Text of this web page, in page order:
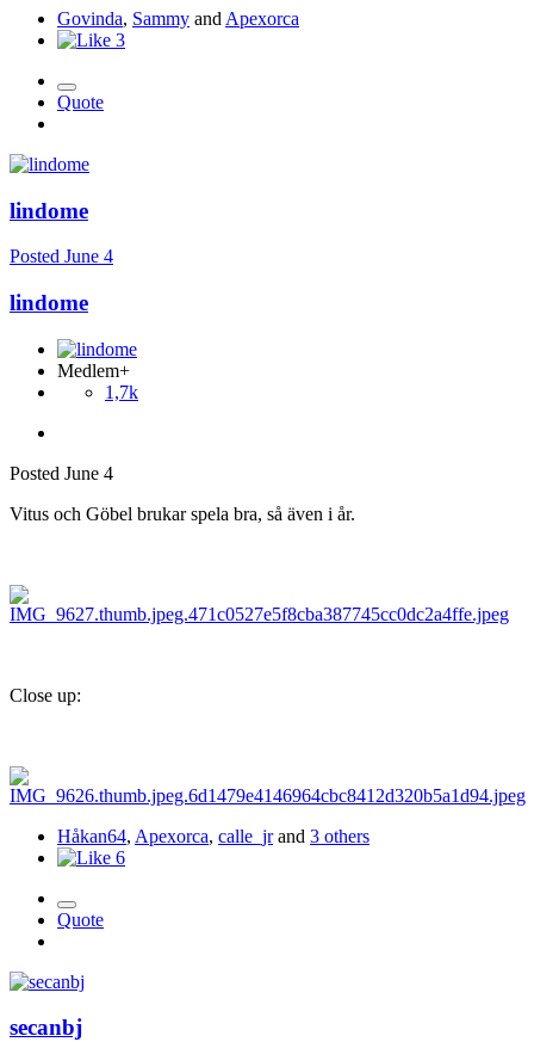
Govinda, Sammy and Apexorca
3
Quote
lindome
Posted June 4
lindome
Medlem+
1,7k
Posted June 4
Vitus och Göbel brukar spela bra, så även i år.
Close up:
Håkan64, Apexorca, calle_jrand 3 others
6
Quote
secanbj